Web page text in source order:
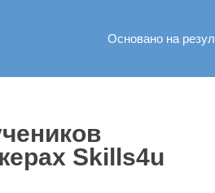
Основано на
Skills4u